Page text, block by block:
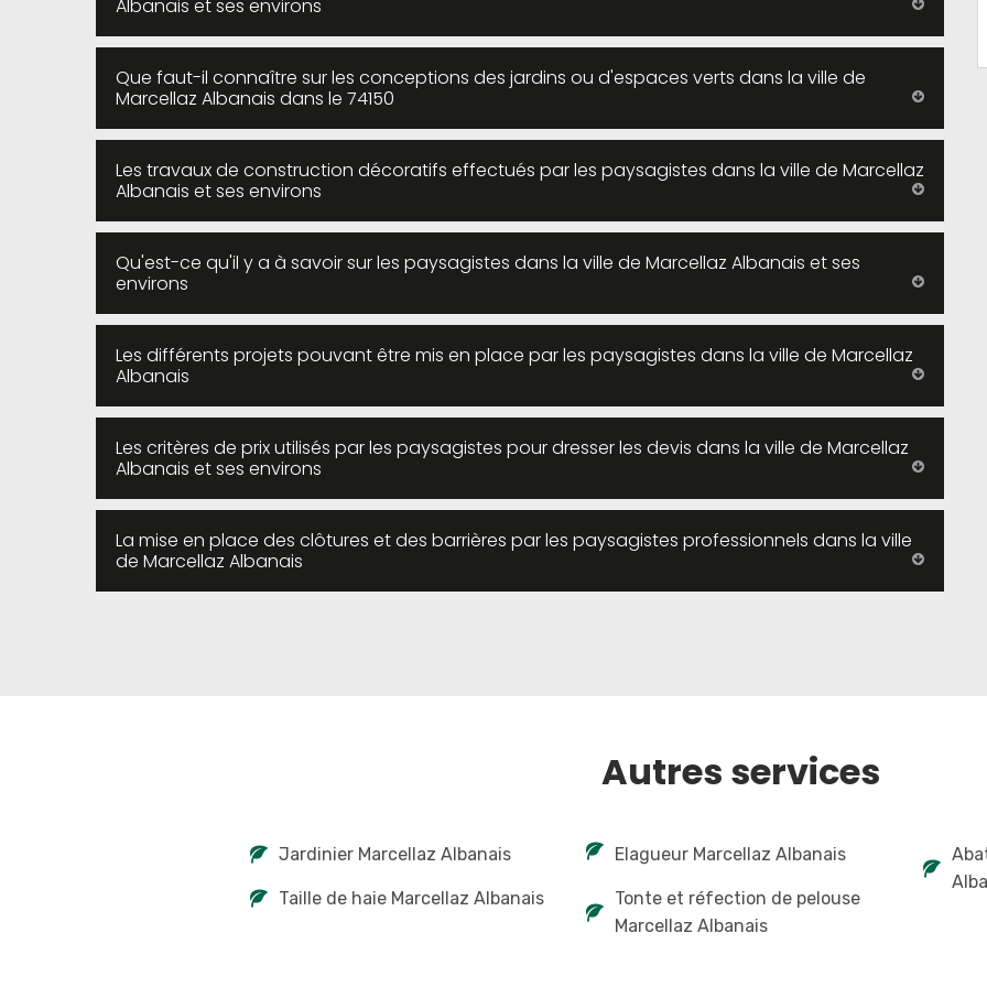
Albanais et ses environs
Que faut-il connaître sur les conceptions des jardins ou d'espaces verts dans la ville de
Marcellaz Albanais dans le 74150
Les travaux de construction décoratifs effectués par les paysagistes dans la ville de Marcellaz
Albanais et ses environs
Qu'est-ce qu'il y a à savoir sur les paysagistes dans la ville de Marcellaz Albanais et ses
environs
Les différents projets pouvant être mis en place par les paysagistes dans la ville de Marcellaz
Albanais
Les critères de prix utilisés par les paysagistes pour dresser les devis dans la ville de Marcellaz
Albanais et ses environs
La mise en place des clôtures et des barrières par les paysagistes professionnels dans la ville
de Marcellaz Albanais
Autres services
Jardinier Marcellaz Albanais
Taille de haie Marcellaz Albanais
Elagueur Marcellaz Albanais
Tonte et réfection de pelouse
Marcellaz Albanais